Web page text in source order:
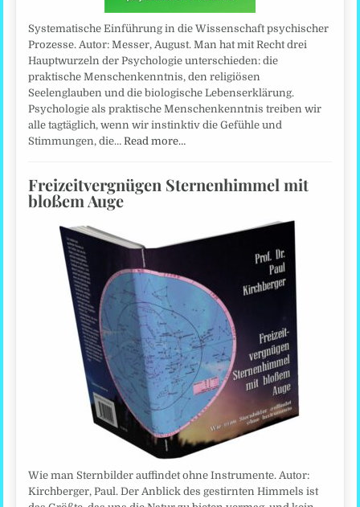
Systematische Einführung in die Wissenschaft psychischer
Prozesse. Autor: Messer, August. Man hat mit Recht drei
Hauptwurzeln der Psychologie unterschieden: die
praktische Menschenkenntnis, den religiösen
Seelenglauben und die biologische Lebenserklärung.
Psychologie als praktische Menschenkenntnis treiben wir
alle tagtäglich, wenn wir instinktiv die Gefühle und
Stimmungen, die…Read more…
Freizeitvergnügen Sternenhimmel mit
bloßem Auge
Wie man Sternbilder auffindet ohne Instrumente. Autor:
Kirchberger, Paul. Der Anblick des gestirnten Himmels ist